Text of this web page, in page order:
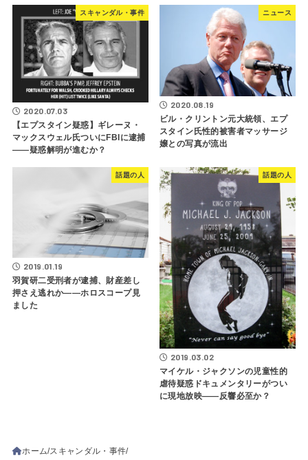
スキャンダル・事件
2020.07.03
【エプスタイン疑惑】ギレーヌ・
マックスウェル氏ついにFBIに逮捕
――疑惑解明が進むか？
ニュース
2020.08.19
ビル・クリントン元大統領、エプ
スタイン氏性的被害者マッサージ
嬢との写真が流出
話題の人
2019.01.19
羽賀研二受刑者が逮捕、財産差し
押さえ逃れか――ホロスコープ見
ました
話題の人
2019.03.02
マイケル・ジャクソンの児童性的
虐待疑惑ドキュメンタリーがつい
に現地放映――反響必至か？
ホーム スキャンダル・事件